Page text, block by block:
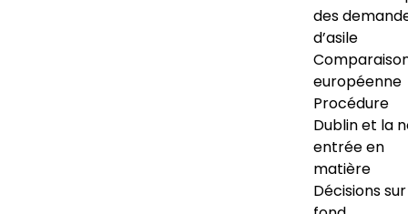
des
d’asile
européenne
Procédure
Dublin et la
entrée en
matière
Décisions